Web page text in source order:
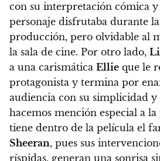
con su interpretación cómica
personaje disfrutaba durante
producción, pero olvidable al
la sala de cine. Por otro lado,
a una carismática Ellie que le
protagonista y termina por
audiencia con su simplicidad y
hacemos mención especial a
tiene dentro de la película el
Sheeran, pues sus
ríspidas, generan una sonrisa